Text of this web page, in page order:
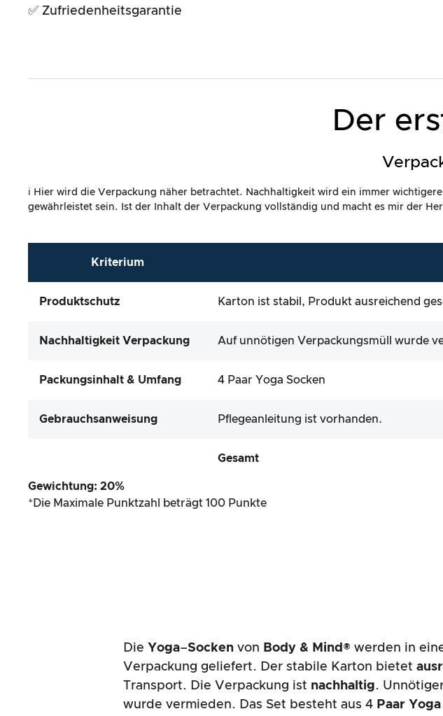
✅ Zufriedenheitsgarantie
Der
ℹ️ Hier wird die Verpackung näher betrachtet. Nachhaltigkeit wird ein immer
gewährleistet sein. Ist der Inhalt der Verpackung vollständig und macht es mir der
Kriterium
Produktschutz Karton ist stabil, Produkt ausreichend
Nachhaltigkeit Verpackung Auf unnötigen Verpackungsmüll wurde
Packungsinhalt & Umfang 4 Paar Yoga Socken
Gebrauchsanweisung Pflegeanleitung ist vorhanden.
Gesamt
Gewichtung: 20%
*Die Maximale Punktzahl beträgt 100 Punkte
Die Yoga–Socken von Body & Mind® werden in
Verpackung geliefert. Der stabile Karton bietet
Transport. Die Verpackung ist nachhaltig.
wurde vermieden. Das Set besteht aus 4 Paar Yoga